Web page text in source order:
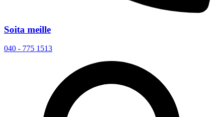
Soita meille
040 - 775 1513